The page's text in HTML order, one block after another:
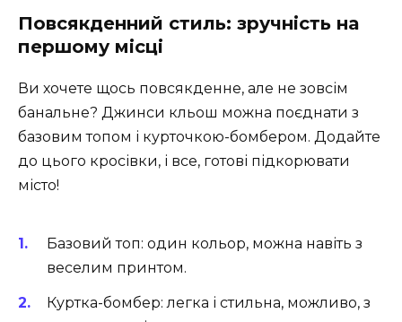
Повсякденний стиль: зручність на
першому місці
Ви хочете щось повсякденне, але не зовсім
банальне? Джинси кльош можна поєднати з
базовим топом і курточкою-бомбером. Додайте
до цього кросівки, і все, готові підкорювати
місто!
Базовий топ: один кольор, можна навіть з
веселим принтом.
Куртка-бомбер: легка і стильна, можливо, з